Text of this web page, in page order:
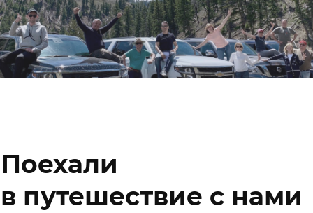
Поехали
в путешествие с нами